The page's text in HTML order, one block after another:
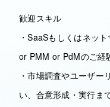
歓迎スキル
・SaaSもしくはネッ
or PMM or PdMのご経
・市場調査やユーザー
い、合意形成・実行ま